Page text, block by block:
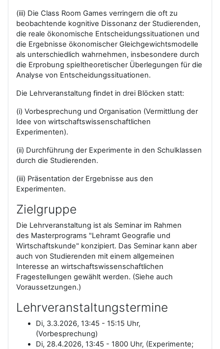
(iii) Die Class Room Games verringern die oft zu
beobachtende kognitive Dissonanz der Studierenden,
die reale ökonomische Entscheidungssituationen und
die Ergebnisse ökonomischer Gleichgewichtsmodelle
als unterschiedlich wahrnehmen, insbesondere durch
die Erprobung spieltheoretischer Überlegungen für die
Analyse von Entscheidungssituationen.
Die Lehrveranstaltung findet in drei Blöcken statt:
(i) Vorbesprechung und Organisation (Vermittlung der
Idee von wirtschaftswissenschaftlichen
Experimenten).
(ii) Durchführung der Experimente in den Schulklassen
durch die Studierenden.
(iii) Präsentation der Ergebnisse aus den
Experimenten.
Zielgruppe
Die Lehrveranstaltung ist als Seminar im Rahmen
des Masterprograms "Lehramt Geografie und
Wirtschaftskunde" konzipiert. Das Seminar kann aber
auch von Studierenden mit einem allgemeinen
Interesse an wirtschaftswissenschaftlichen
Fragestellungen gewählt werden. (Siehe auch
Voraussetzungen.)
Lehrveranstaltungstermine
Di, 3.3.2026, 13:45 - 15:15 Uhr,
(Vorbesprechung)
Di, 28.4.2026, 13:45 - 1800 Uhr, (Experimente;